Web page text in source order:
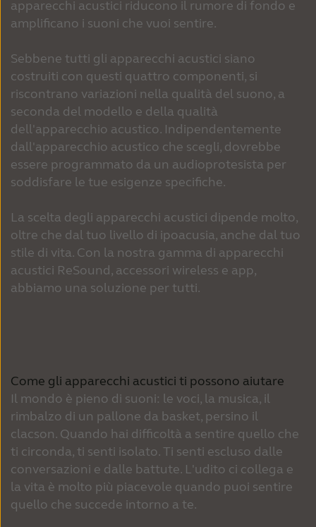
apparecchi acustici riducono il rumore di fondo e
amplificano i suoni che vuoi sentire.
Sebbene tutti gli apparecchi acustici siano
costruiti con questi quattro componenti, si
riscontrano variazioni nella qualità del suono, a
seconda del modello e della qualità
dell'apparecchio acustico. Indipendentemente
dall'apparecchio acustico che scegli, dovrebbe
essere programmato da un audioprotesista per
soddisfare le tue esigenze specifiche.
La scelta degli apparecchi acustici dipende molto,
oltre che dal tuo livello di ipoacusia, anche dal tuo
stile di vita. Con la nostra gamma di apparecchi
acustici ReSound, accessori wireless e app,
abbiamo una soluzione per tutti.
Come gli apparecchi acustici ti possono aiutare
Il mondo è pieno di suoni: le voci, la musica, il
rimbalzo di un pallone da basket, persino il
clacson. Quando hai difficoltà a sentire quello che
ti circonda, ti senti isolato. Ti senti escluso dalle
conversazioni e dalle battute. L'udito ci collega e
la vita è molto più piacevole quando puoi sentire
quello che succede intorno a te.